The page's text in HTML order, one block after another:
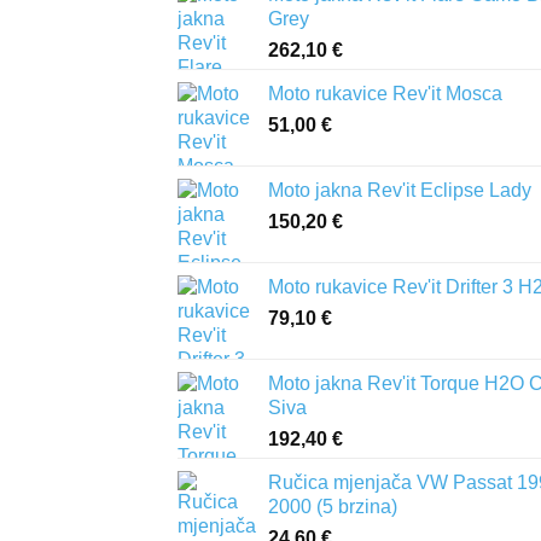
Grey
262,10 €
Moto rukavice Rev'it Mosca
51,00 €
Moto jakna Rev'it Eclipse Lady
150,20 €
Moto rukavice Rev'it Drifter 3
79,10 €
Moto jakna Rev'it Torque H2O
Siva
192,40 €
Ručica mjenjača VW Passat
2000 (5 brzina)